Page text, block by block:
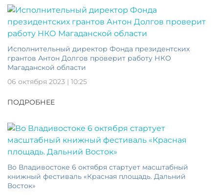
Исполнительный директор Фонда президентских
грантов Антон Долгов проверит работу НКО
Магаданской области
06 октября 2023 | 10:25
ПОДРОБНЕЕ
Во Владивостоке 6 октября стартует масштабный
книжный фестиваль «Красная площадь. Дальний
Восток»